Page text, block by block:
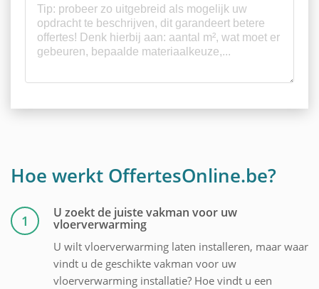
Hoe werkt OffertesOnline.be?
1 U zoekt de juiste vakman voor uw
vloerverwarming
U wilt vloerverwarming laten installeren, maar waar
vindt u de geschikte vakman voor uw
vloerverwarming installatie? Hoe vindt u een